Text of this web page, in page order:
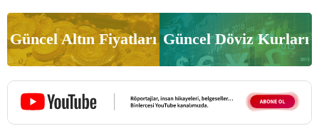
Güncel Altın Fiyatları Güncel Döviz Kurları